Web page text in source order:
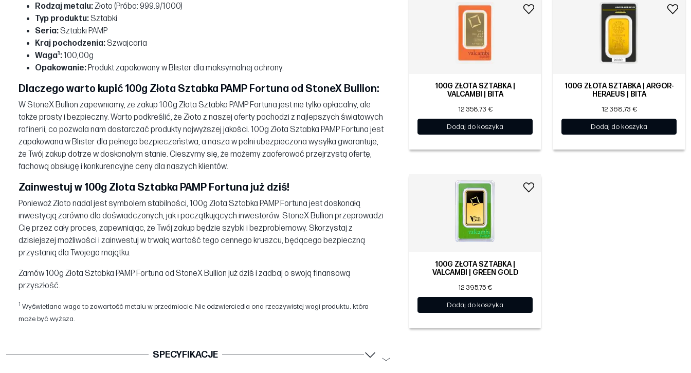
Rodzaj metalu:Złoto (Próba: 999.9/1000)
Typ produktu:Sztabki
Seria:Sztabki PAMP
Kraj pochodzenia:Szwajcaria
Waga1:100,00g
Opakowanie:Produkt zapakowany w Blister dla maksymalnej ochrony.
Dlaczego warto kupić 100g Złota Sztabka PAMP Fortuna od StoneX Bullion:
W StoneX Bullion zapewniamy, że zakup 100g Złota Sztabka PAMP Fortuna jest nie tylko opłacalny, ale
także prosty i bezpieczny. Warto podkreślić, że Złoto z naszej oferty pochodzi z najlepszych światowych
rafinerii, co pozwala nam dostarczać produkty najwyższej jakości. 100g Złota Sztabka PAMP Fortuna jest
zapakowana w Blister dla pełnego bezpieczeństwa, a nasza w pełni ubezpieczona wysyłka gwarantuje,
że Twój zakup dotrze w doskonałym stanie. Cieszymy się, że możemy zaoferować przejrzystą ofertę,
fachową obsługę i konkurencyjne ceny dla naszych klientów.
Zainwestuj w 100g Złota Sztabka PAMP Fortuna już dziś!
Ponieważ Złoto nadal jest symbolem stabilności, 100g Złota Sztabka PAMP Fortuna jest doskonałą
inwestycją zarówno dla doświadczonych, jak i początkujących inwestorów. StoneX Bullion przeprowadzi
Cię przez cały proces, zapewniając, że Twój zakup będzie szybki i bezproblemowy. Skorzystaj z
dzisiejszej możliwości i zainwestuj w trwałą wartość tego cennego kruszcu, będącego bezpieczną
przystanią dla Twojego majątku.
Zamów 100g Złota Sztabka PAMP Fortuna od StoneX Bullion już dziś i zadbaj o swoją finansową
przyszłość.
1 Wyświetlana waga to zawartość metalu w przedmiocie. Nie odzwierciedla ona rzeczywistej wagi produktu, która
może być wyższa.
SPECYFIKACJE
100G ZŁOTA SZTABKA |
VALCAMBI | BITA
12 358,73 €
Dodaj do koszyka
100G ZŁOTA SZTABKA | ARGOR-
HERAEUS | BITA
12 368,73 €
Dodaj do koszyka
100G ZŁOTA SZTABKA |
VALCAMBI | GREEN GOLD
12 395,75 €
Dodaj do koszyka